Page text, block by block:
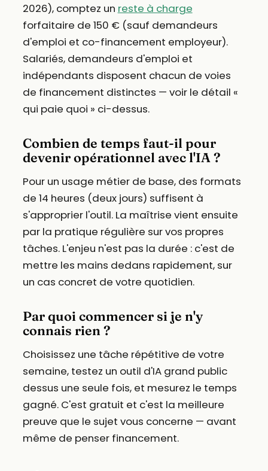
2026), comptez un reste à charge
forfaitaire de 150 € (sauf demandeurs
d'emploi et co-financement employeur).
Salariés, demandeurs d'emploi et
indépendants disposent chacun de voies
de financement distinctes — voir le détail «
qui paie quoi » ci-dessus.
Combien de temps faut-il pour
devenir opérationnel avec l'IA ?
Pour un usage métier de base, des formats
de 14 heures (deux jours) suffisent à
s'approprier l'outil. La maîtrise vient ensuite
par la pratique régulière sur vos propres
tâches. L'enjeu n'est pas la durée : c'est de
mettre les mains dedans rapidement, sur
un cas concret de votre quotidien.
Par quoi commencer si je n'y
connais rien ?
Choisissez une tâche répétitive de votre
semaine, testez un outil d'IA grand public
dessus une seule fois, et mesurez le temps
gagné. C'est gratuit et c'est la meilleure
preuve que le sujet vous concerne — avant
même de penser financement.